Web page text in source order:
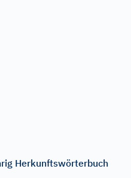
Herkunftswörterbuch